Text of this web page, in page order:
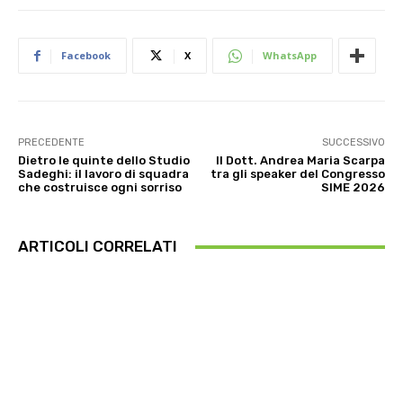
Facebook X WhatsApp
PRECEDENTE
Dietro le quinte dello Studio
Sadeghi: il lavoro di squadra
che costruisce ogni sorriso
SUCCESSIVO
Il Dott. Andrea Maria Scarpa
tra gli speaker del Congresso
SIME 2026
ARTICOLI CORRELATI